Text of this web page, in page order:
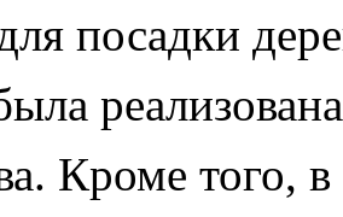
посадки
Кроме